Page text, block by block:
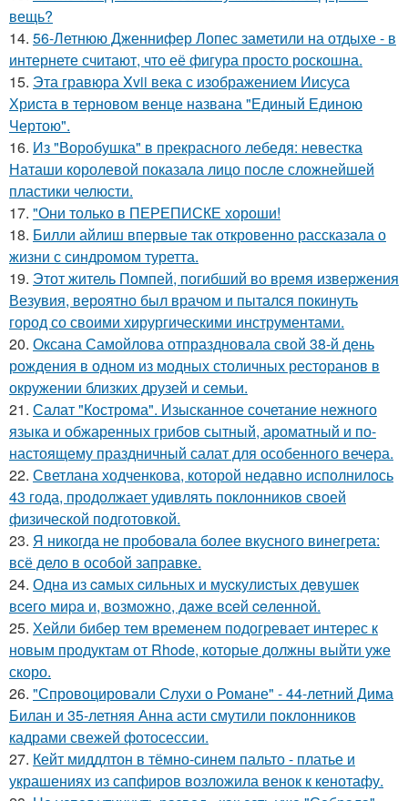
вещь?
14. 56-Летнюю Дженнифер Лопес заметили на отдыхе - в
интернете считают, что её фигура просто роскошна.
15. Эта гравюра Xvii века с изображением Иисуса
Христа в терновом венце названа "Единый Единою
Чертою".
16. Из "Воробушка" в прекрасного лебедя: невестка
Наташи королевой показала лицо после сложнейшей
пластики челюсти.
17. "Они только в ПЕРЕПИСКЕ хороши!
18. Билли айлиш впервые так откровенно рассказала о
жизни с синдромом туретта.
19. Этот житель Помпей, погибший во время извержения
Везувия, вероятно был врачом и пытался покинуть
город со своими хирургическими инструментами.
20. Оксана Самойлова отпраздновала свой 38-й день
рождения в одном из модных столичных ресторанов в
окружении близких друзей и семьи.
21. Салат "Кострома". Изысканное сочетание нежного
языка и обжаренных грибов сытный, ароматный и по-
настоящему праздничный салат для особенного вечера.
22. Светлана ходченкова, которой недавно исполнилось
43 года, продолжает удивлять поклонников своей
физической подготовкой.
23. Я никогда не пробовала более вкусного винегрета:
всё дело в особой заправке.
24. Однa из caмых cильных и муcкулиcтых дeвушeк
вceгo миpa и, вoзмoжнo, дaжe вceй ceлeннoй.
25. Хейли бибер тем временем подогревает интерес к
новым продуктам от Rhode, которые должны выйти уже
скоро.
26. "Спровоцировали Слухи о Романе" - 44-летний Дима
Билан и 35-летняя Анна асти смутили поклонников
кадрами свежей фотосессии.
27. Кейт миддлтон в тёмно-синем пальто - платье и
украшениях из сапфиров возложила венок к кенотафу.